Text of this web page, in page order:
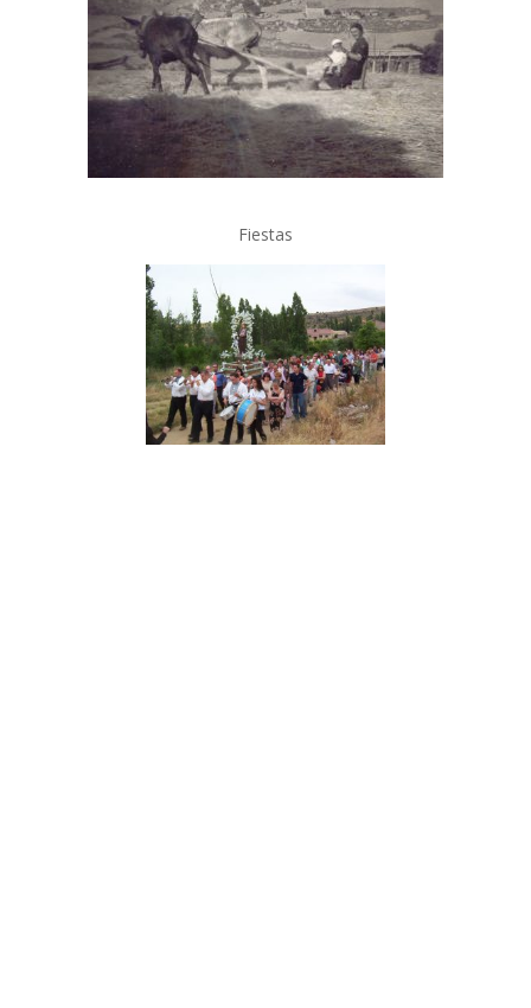
Fiestas